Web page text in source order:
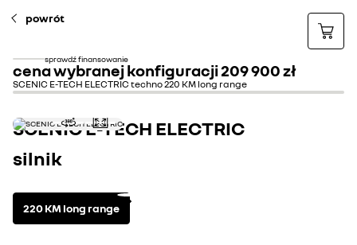
powrót
sprawdź finansowanie
cena wybranej konfiguracji209 900 zł
SCENIC E-TECH ELECTRIC techno 220 KM long range
SCENIC E-TECH ELECTRIC
silnik
220 KM long range